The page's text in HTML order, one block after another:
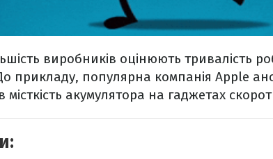
виробників оцінюють тривалість
прикладу, популярна компанія Apple
місткість акумулятора на гаджетах